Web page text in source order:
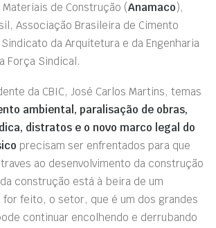
de Construção (Anamaco),
Associação Brasileira de Cimento
da Arquitetura e da Engenharia
Força Sindical.
da CBIC, José Carlos Martins, temas
ambiental, paralisação de obras,
distratos e o novo marco legal do
precisam ser enfrentados para que
ao desenvolvimento da construção
construção está à beira de um
for feito, o setor, que é um dos grandes
continuar encolhendo e derrubando